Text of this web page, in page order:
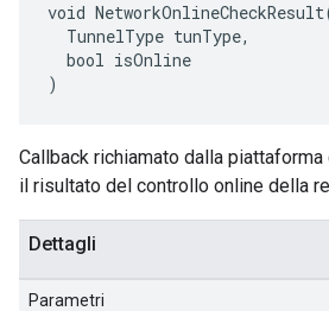
void
  TunnelType tunType,
  bool isOnline
)
Callback richiamato dalla
il risultato del controllo online della
Dettagli
Parametri